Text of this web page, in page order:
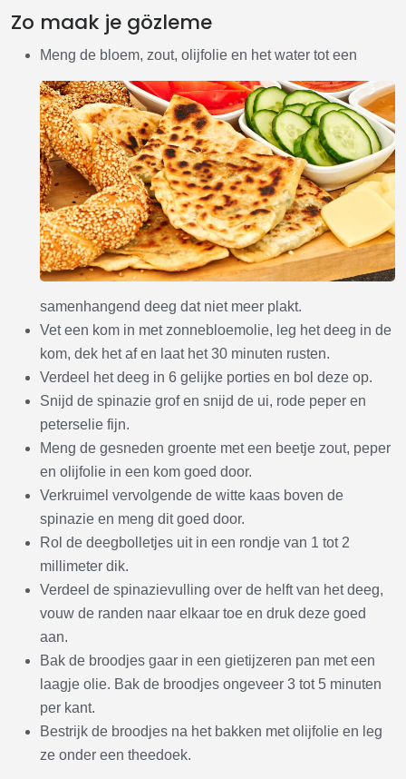
Zo maak je gözleme
Meng de bloem, zout, olijfolie en het water tot een
samenhangend deeg dat niet meer plakt.
Vet een kom in met zonnebloemolie, leg het deeg in de
kom, dek het af en laat het 30 minuten rusten.
Verdeel het deeg in 6 gelijke porties en bol deze op.
Snijd de spinazie grof en snijd de ui, rode peper en
peterselie fijn.
Meng de gesneden groente met een beetje zout, peper
en olijfolie in een kom goed door.
Verkruimel vervolgende de witte kaas boven de
spinazie en meng dit goed door.
Rol de deegbolletjes uit in een rondje van 1 tot 2
millimeter dik.
Verdeel de spinazievulling over de helft van het deeg,
vouw de randen naar elkaar toe en druk deze goed
aan.
Bak de broodjes gaar in een gietijzeren pan met een
laagje olie. Bak de broodjes ongeveer 3 tot 5 minuten
per kant.
Bestrijk de broodjes na het bakken met olijfolie en leg
ze onder een theedoek.